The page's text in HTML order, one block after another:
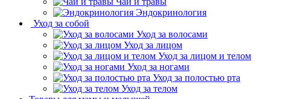
Эндокринология
Уход за собой
Уход за волосами
Уход за лицом
Уход за лицом и телом
Уход за ногами
Уход за полостью рта
Уход за телом